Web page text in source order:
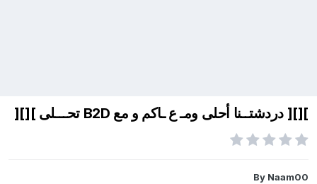
][][ دردشتــنا أحلى ومـ ع ـاكم و مع B2D تحـــلى ][][
ByNaam00